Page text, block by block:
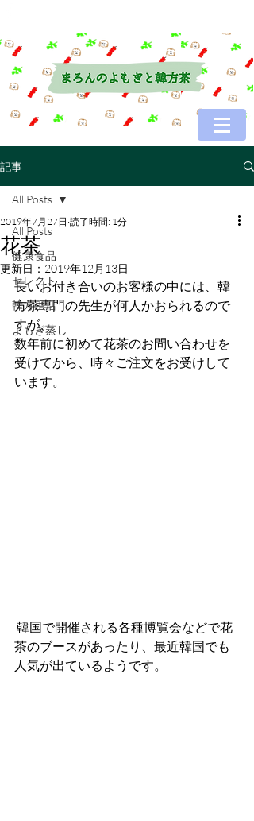
記事
All Posts
健康食品
セレクト
韓方生活
よもぎ蒸し
All Posts
花茶
2019年7月27日 読了時間: 1分
更新日： 2019年12月13日
長いお付き合いのお客様の中には、韓
方茶専門の先生が何人かおられるので
すが、
数年前に初めて花茶のお問い合わせを
受けてから、時々ご注文をお受けして
います。
茶のブースがあったり、最近韓国でも
人気が出ているようです。